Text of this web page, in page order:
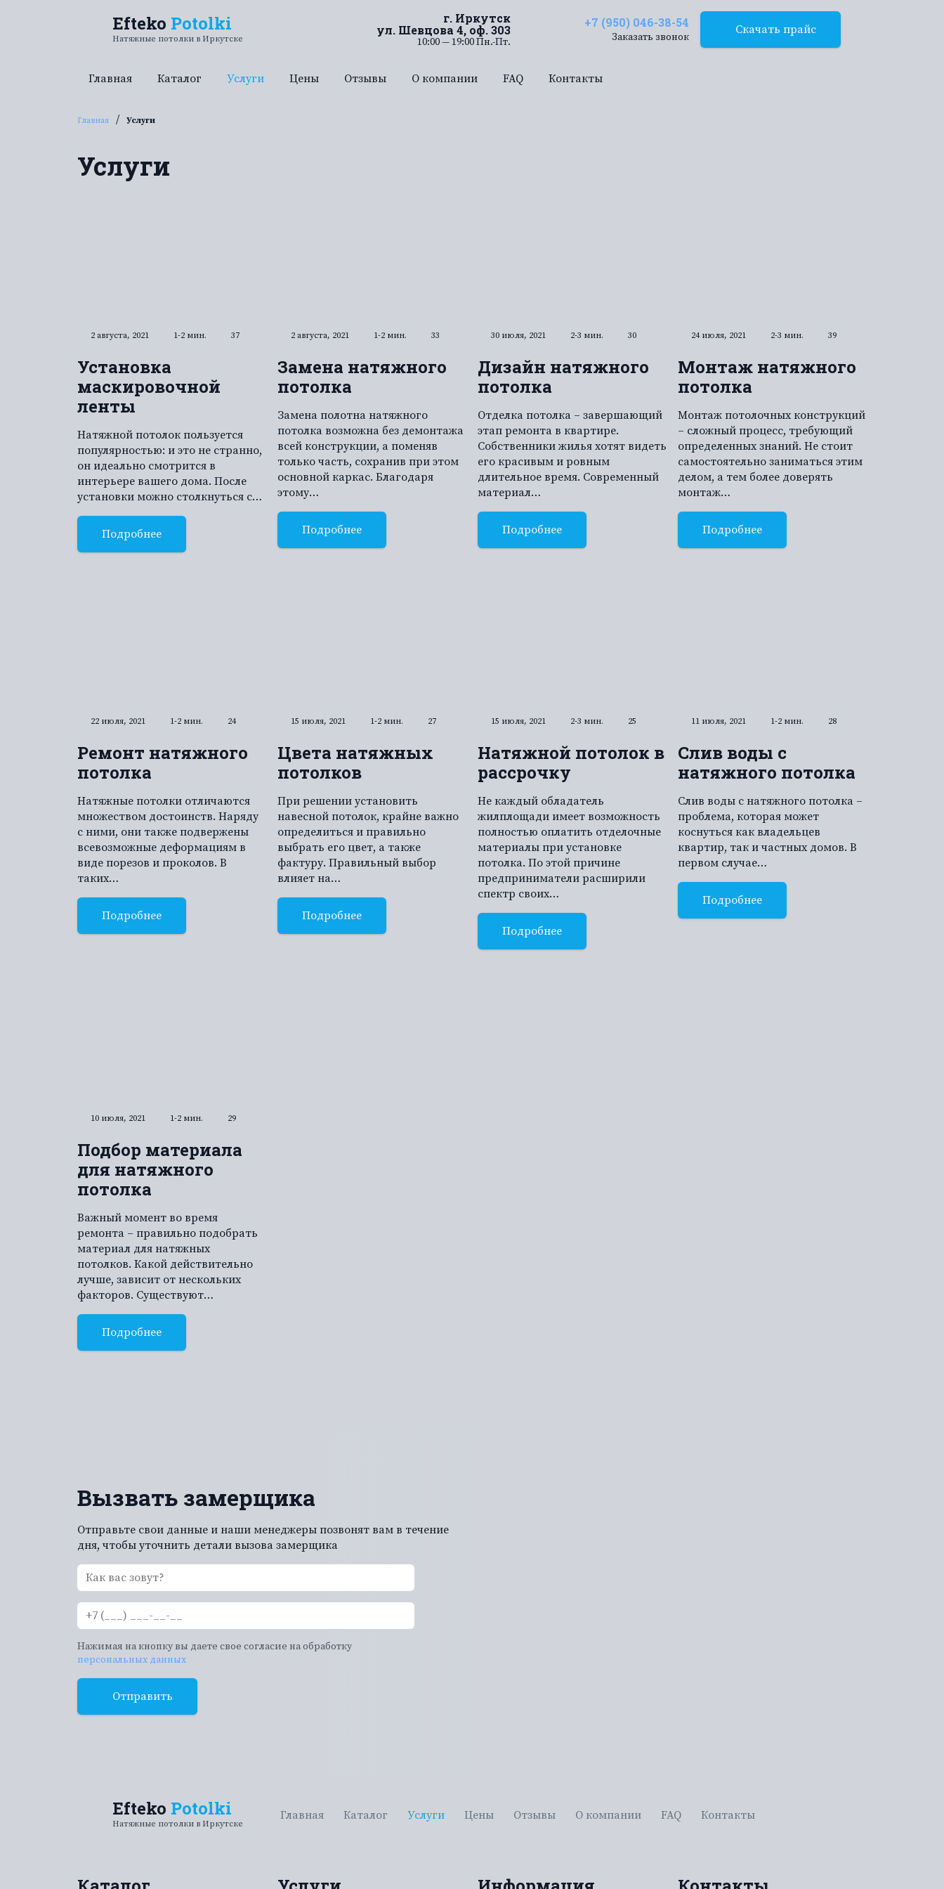
Efteko Potolki
Натяжные потолки в Иркутске
г. Иркутск
ул. Шевцова 4, оф. 303
10:00 — 19:00 Пн.-Пт.
+7 (950) 046-38-54
Заказать звонок
Скачать прайс
Главная Каталог Услуги Цены Отзывы О компании FAQ Контакты
Главная / Услуги
Услуги
2 августа, 2021 1-2 мин. 37
Установка
маскировочной
ленты
Натяжной потолок пользуется
популярностью: и это не странно,
он идеально смотрится в
интерьере вашего дома. После
установки можно столкнуться с…
Подробнее
2 августа, 2021 1-2 мин. 33
Замена натяжного
потолка
Замена полотна натяжного
потолка возможна без демонтажа
всей конструкции, а поменяв
только часть, сохранив при этом
основной каркас. Благодаря
этому…
Подробнее
30 июля, 2021 2-3 мин. 30
Дизайн натяжного
потолка
Отделка потолка – завершающий
этап ремонта в квартире.
Собственники жилья хотят видеть
его красивым и ровным
длительное время. Современный
материал…
Подробнее
24 июля, 2021 2-3 мин. 39
Монтаж натяжного
потолка
Монтаж потолочных конструкций
– сложный процесс, требующий
определенных знаний. Не стоит
самостоятельно заниматься этим
делом, а тем более доверять
монтаж…
Подробнее
22 июля, 2021 1-2 мин. 24
Ремонт натяжного
потолка
Натяжные потолки отличаются
множеством достоинств. Наряду
с ними, они также подвержены
всевозможные деформациям в
виде порезов и проколов. В
таких…
Подробнее
15 июля, 2021 1-2 мин. 27
Цвета натяжных
потолков
При решении установить
навесной потолок, крайне важно
определиться и правильно
выбрать его цвет, а также
фактуру. Правильный выбор
влияет на…
Подробнее
15 июля, 2021 2-3 мин. 25
Натяжной потолок в
рассрочку
Не каждый обладатель
жилплощади имеет возможность
полностью оплатить отделочные
материалы при установке
потолка. По этой причине
предприниматели расширили
спектр своих…
Подробнее
11 июля, 2021 1-2 мин. 28
Слив воды с
натяжного потолка
Слив воды с натяжного потолка –
проблема, которая может
коснуться как владельцев
квартир, так и частных домов. В
первом случае…
Подробнее
10 июля, 2021 1-2 мин. 29
Подбор материала
для натяжного
потолка
Важный момент во время
ремонта – правильно подобрать
материал для натяжных
потолков. Какой действительно
лучше, зависит от нескольких
факторов. Существуют…
Подробнее
Вызвать замерщика
Отправьте свои данные и наши менеджеры позвонят вам в течение
дня, чтобы уточнить детали вызова замерщика
Нажимая на кнопку вы даете свое согласие на обработку
персональных данных
Отправить
Efteko Potolki
Натяжные потолки в Иркутске
Главная Каталог Услуги Цены Отзывы О компании FAQ Контакты